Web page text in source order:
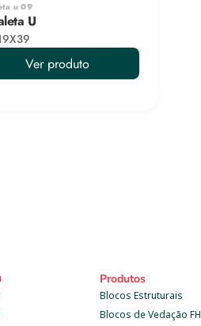
u 09
U
Ver produto
Produtos
Blocos Estruturais
Blocos de Vedação FH